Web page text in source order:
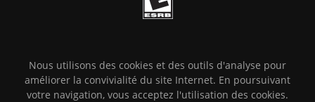
Nous utilisons des cookies et des outils d'analyse pour
améliorer la convivialité du site Internet. En poursuivant
votre navigation, vous acceptez l'utilisation des cookies.